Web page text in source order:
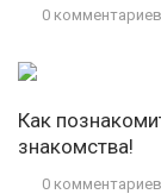
0 комментариев
Как
знакомства!
0 комментариев